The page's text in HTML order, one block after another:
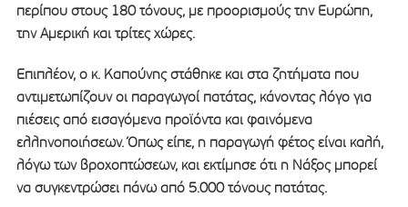
περίπου στους 180 τόνους, με προορισμούς την Ευρώπη,
την Αμερική και τρίτες χώρες.
Επιπλέον, ο κ. Καπούνης στάθηκε και στα ζητήματα που
αντιμετωπίζουν οι παραγωγοί πατάτας, κάνοντας λόγο για
πιέσεις από εισαγόμενα προϊόντα και φαινόμενα
ελληνοποιήσεων. Όπως είπε, η παραγωγή φέτος είναι καλή,
λόγω των βροχοπτώσεων, και εκτίμησε ότι η Νάξος μπορεί
να συγκεντρώσει πάνω από 5.000 τόνους πατάτας.